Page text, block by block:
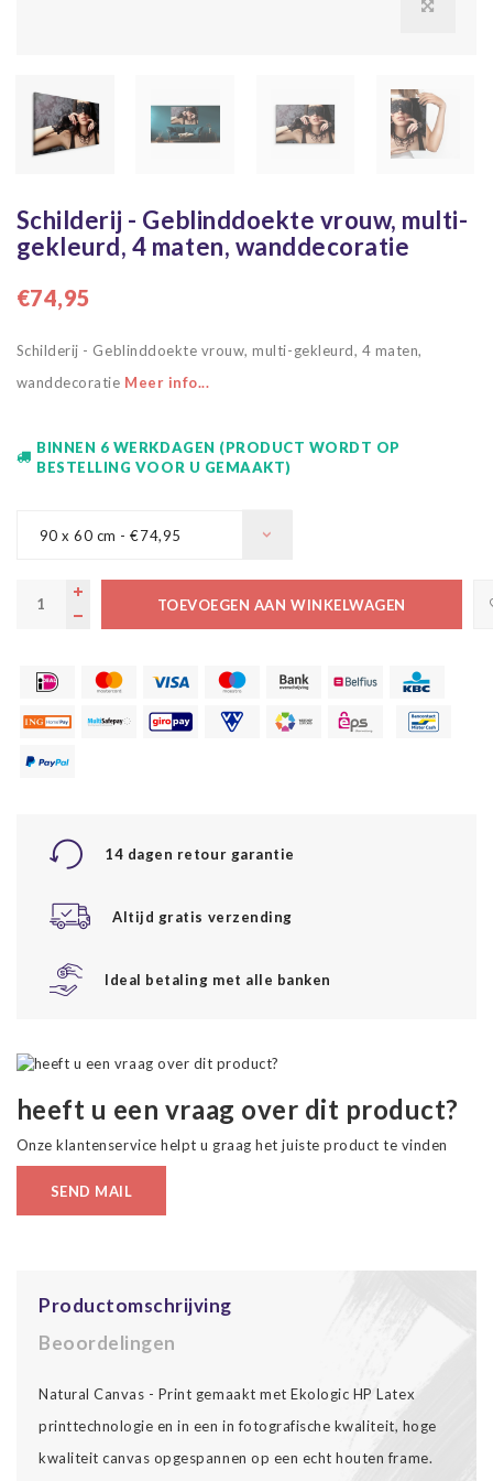
Schilderij - Geblinddoekte vrouw, multi-
gekleurd, 4 maten, wanddecoratie
€74,95
Schilderij - Geblinddoekte vrouw, multi-gekleurd, 4 maten,
wanddecoratie Meer info...
BINNEN 6 WERKDAGEN (PRODUCT WORDT OP
BESTELLING VOOR U GEMAAKT)
90 x 60 cm - €74,95
TOEVOEGEN AAN WINKELWAGEN
14 dagen retour garantie
Altijd gratis verzending
Ideal betaling met alle banken
heeft u een vraag over dit product?
Onze klantenservice helpt u graag het juiste product te vinden
SEND MAIL
Productomschrijving
Beoordelingen
Natural Canvas - Print gemaakt met Ekologic HP Latex
printtechnologie en in een in fotografische kwaliteit, hoge
kwaliteit canvas opgespannen op een echt houten frame.